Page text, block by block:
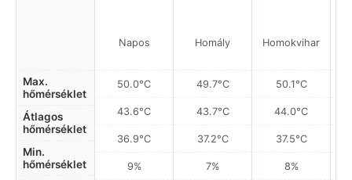
Max.
hőmérséklet
Átlagos
hőmérséklet
Min.
hőmérséklet
Napos
50.0°C
43.6°C
36.9°C
9%
Homály
49.7°C
43.7°C
37.2°C
7%
Homokvihar
50.1°C
44.0°C
37.5°C
8%